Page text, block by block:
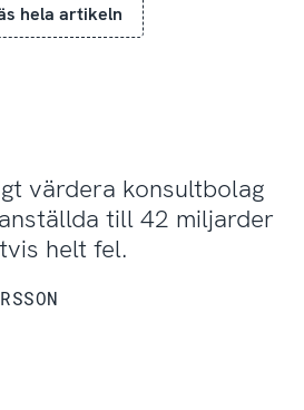
hela artikeln
värdera konsultbolag
till 42 miljarder
helt fel.